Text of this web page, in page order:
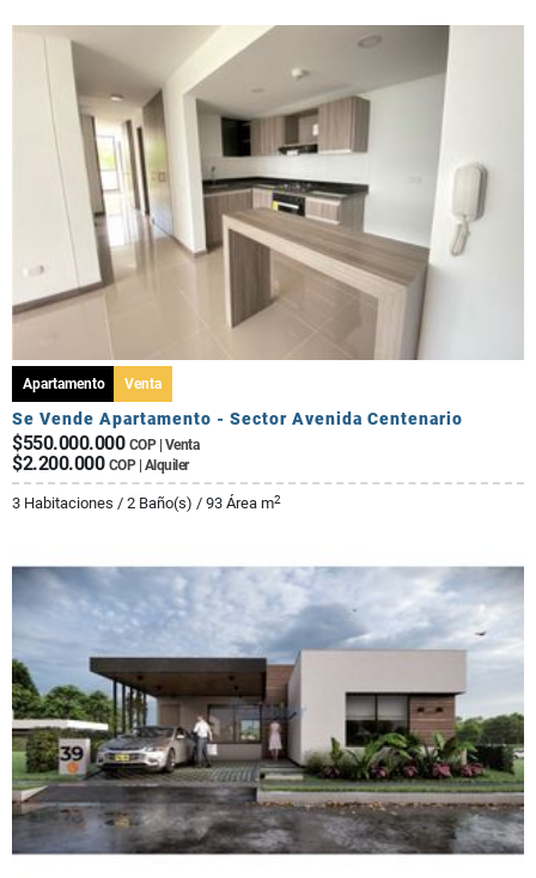
Apartamento Venta
Se Vende Apartamento - Sector Avenida Centenario
$550.000.000 COP | Venta
$2.200.000 COP | Alquiler
3 Habitaciones / 2 Baño(s) / 93 Área m2